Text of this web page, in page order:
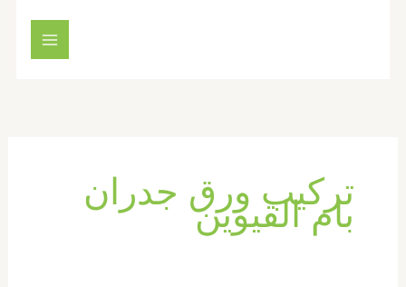
تركيب ورق جدران
بام القيوين